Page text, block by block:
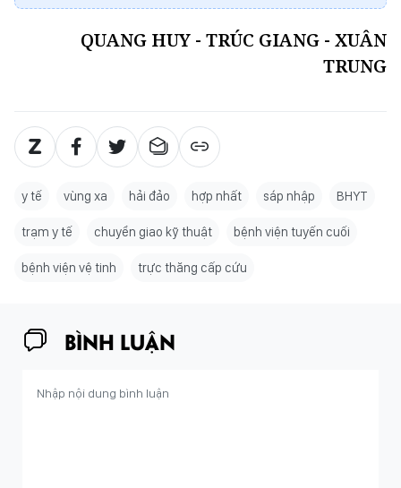
QUANG HUY - TRÚC GIANG - XUÂN
TRUNG
y tế vùng xa hải đảo hợp nhất sáp nhập BHYT
trạm y tế chuyển giao kỹ thuật bệnh viện tuyến cuối
bệnh viện vệ tinh trực thăng cấp cứu
BÌNH LUẬN